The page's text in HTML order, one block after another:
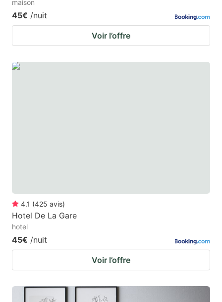
maison
45€ /nuit
Voir l’offre
4.1 (425 avis)
Hotel De La Gare
hotel
45€ /nuit
Voir l’offre